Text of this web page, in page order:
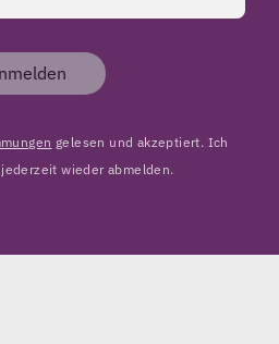
gelesen und akzeptiert. Ich
wieder abmelden.